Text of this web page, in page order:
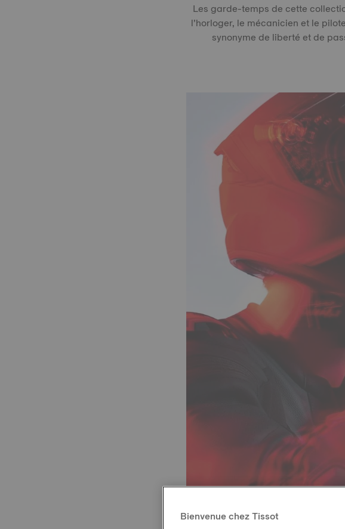
Les garde-temps de cette
l’horloger, le mécanicien et le
synonyme de liberté et de
Bienvenue chez Tissot